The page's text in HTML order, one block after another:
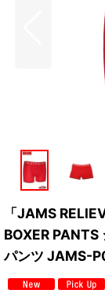
「JAMS
BOXER PANTS
パンツ JAMS-